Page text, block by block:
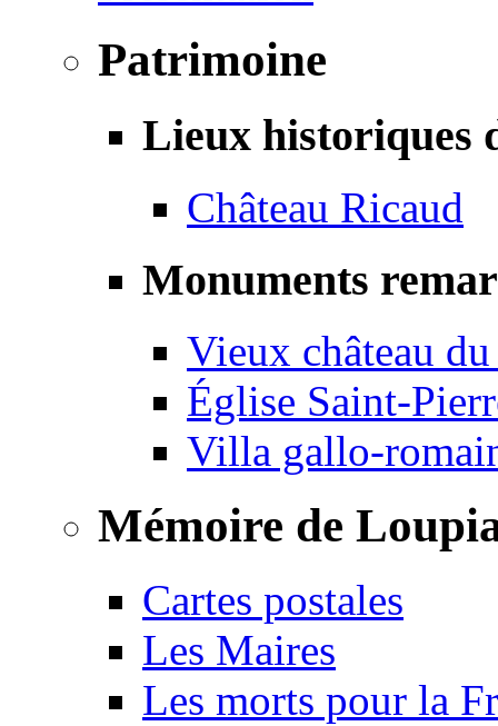
Patrimoine
Lieux historiques
Château Ricaud
Monuments
Vieux château
Église Saint-
Villa gallo-
Mémoire de
Cartes postales
Les Maires
Les morts pour la